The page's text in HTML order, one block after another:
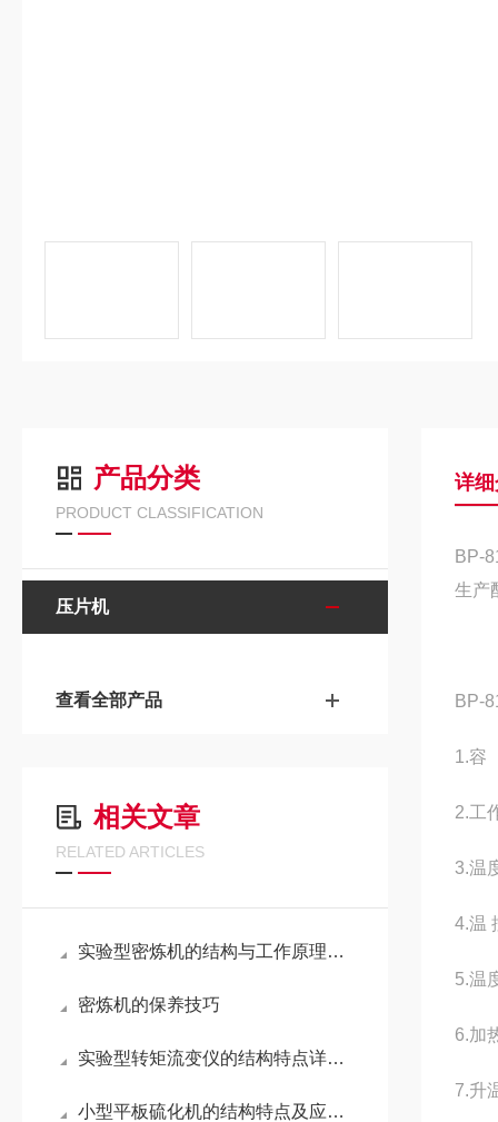
产品分类
PRODUCT CLASSIFICATION
压片机
查看全部产品
相关文章
RELATED ARTICLES
实验型密炼机的结构与工作原理全解析
密炼机的保养技巧
实验型转矩流变仪的结构特点详细介绍
小型平板硫化机的结构特点及应用领域
详
BP-
生产
BP-
1.容
2.工
3.温
4.温
5.温
6.加
7.升